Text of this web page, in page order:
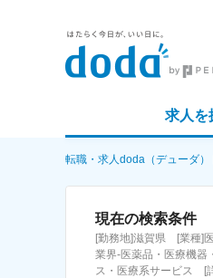
求人を
詳細条件から探す
求人特集から探す
転職・求人doda（デューダ）
現在の検索条件
[勤務地]滋賀県 [業種]
業界-医薬品・医療機器
ス・医療系サービス [